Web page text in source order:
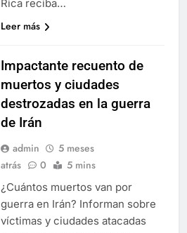
Rica reciba…
Leer más
Impactante recuento de
muertos y ciudades
destrozadas en la guerra
de Irán
admin
5 meses
atrás
0 5 mins
¿Cuántos muertos van por
guerra en Irán? Informan sobre
víctimas y ciudades atacadas